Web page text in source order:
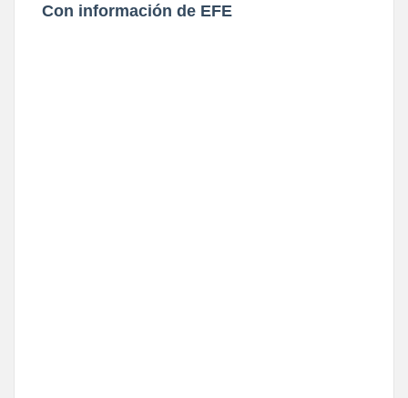
Con información de EFE